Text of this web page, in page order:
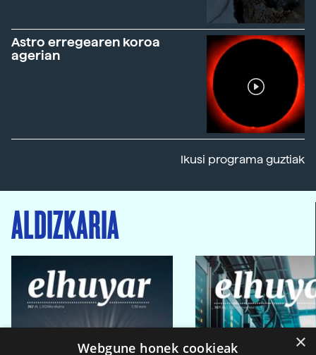
Astro erregearen koroa
agerian
Ikusi programa guztiak
ALDIZKARIA
×
Webgune honek cookieak